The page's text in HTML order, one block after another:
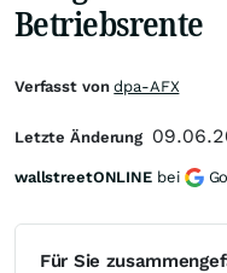
Betriebsrente
Für Sie
Verfasst vondpa-AFX
Letzte Änderung
wallstreetONLINE bei